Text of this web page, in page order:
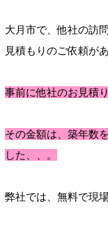
大月市で、他社の訪
見積もりのご依頼が
事前に他社のお見積
その金額は、築年数
した、、。
弊社では、無料で現